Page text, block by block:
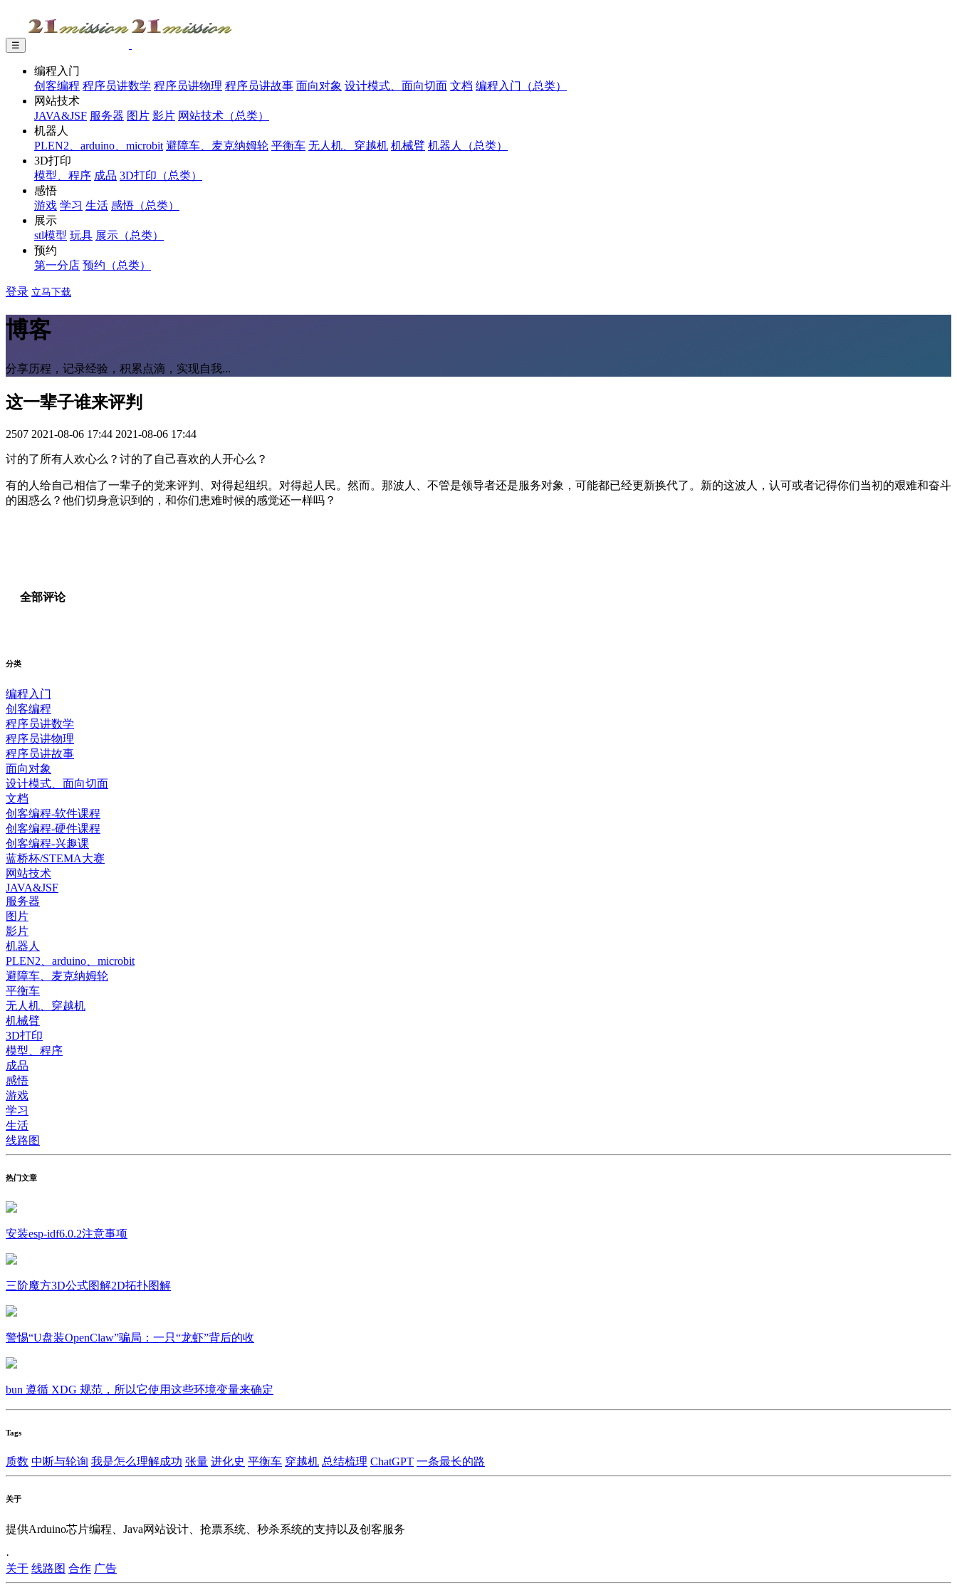
☰
编程入门
创客编程 程序员讲数学 程序员讲物理 程序员讲故事 面向对象 设计模式、面向切面 文档 编程入门（总类）
网站技术
JAVA&JSF 服务器 图片 影片 网站技术（总类）
机器人
PLEN2、arduino、microbit 避障车、麦克纳姆轮 平衡车 无人机、穿越机 机械臂 机器人（总类）
3D打印
模型、程序 成品 3D打印（总类）
感悟
游戏 学习 生活 感悟（总类）
展示
stl模型 玩具 展示（总类）
预约
第一分店 预约（总类）
登录 立马下载
博客
分享历程，记录经验，积累点滴，实现自我...
这一辈子谁来评判
2507 2021-08-06 17:44 2021-08-06 17:44
讨的了所有人欢心么？讨的了自己喜欢的人开心么？
有的人给自己相信了一辈子的党来评判、对得起组织。对得起人民。然而。那波人、不管是领导者还是服务对象，可能都已经更新换代了。新的这波人，认可或者记得你们当初的艰难和奋斗
的困惑么？他们切身意识到的，和你们患难时候的感觉还一样吗？
全部评论
分类
编程入门
创客编程
程序员讲数学
程序员讲物理
程序员讲故事
面向对象
设计模式、面向切面
文档
创客编程-软件课程
创客编程-硬件课程
创客编程-兴趣课
蓝桥杯/STEMA大赛
网站技术
JAVA&JSF
服务器
图片
影片
机器人
PLEN2、arduino、microbit
避障车、麦克纳姆轮
平衡车
无人机、穿越机
机械臂
3D打印
模型、程序
成品
感悟
游戏
学习
生活
线路图
热门文章
安装esp-idf6.0.2注意事项
三阶魔方3D公式图解2D拓扑图解
警惕“U盘装OpenClaw”骗局：一只“龙虾”背后的收
bun 遵循 XDG 规范，所以它使用这些环境变量来确定
Tags
质数 中断与轮询 我是怎么理解成功 张量 进化史 平衡车 穿越机 总结梳理 ChatGPT 一条最长的路
关于
提供Arduino芯片编程、Java网站设计、抢票系统、秒杀系统的支持以及创客服务
·
关于 线路图 合作 广告